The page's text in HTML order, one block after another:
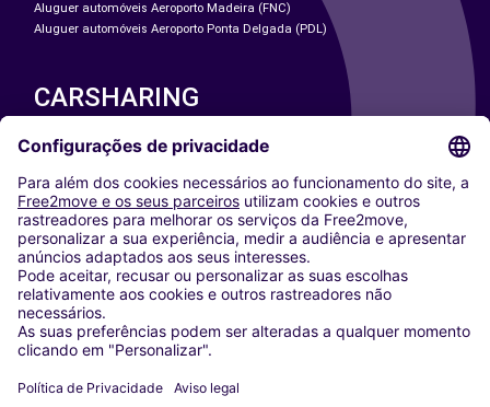
Aluguer automóveis Aeroporto Madeira (FNC)
Aluguer automóveis Aeroporto Ponta Delgada (PDL)
CARSHARING
NOSSAS CIDADES
Washington DC
Milan
Rome
Turin
Vienna
Berlin
Cologne
Dusseldorf
Frankfurt
Munich